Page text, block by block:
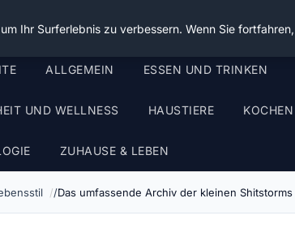
ALLGEMEIN ESSEN UND TRINKEN
UND WELLNESS HAUSTIERE KOCHEN
ZUHAUSE & LEBEN
Das umfassende Archiv der kleinen Shitstorms
Ihr Surferlebnis zu verbessern. Wenn Sie